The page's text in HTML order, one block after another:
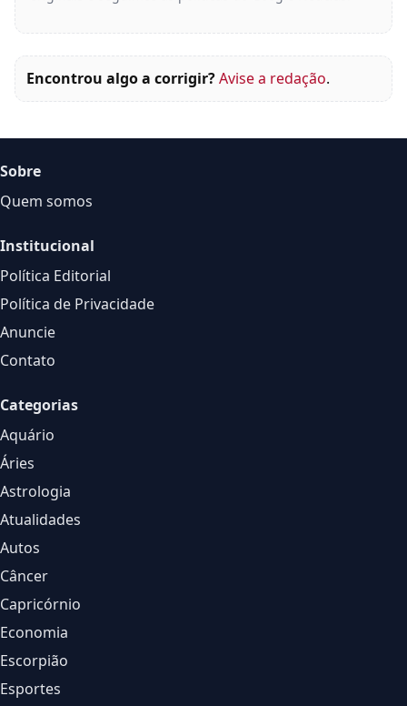
Encontrou algo a corrigir?Avise a redação.
Sobre
Quem somos
Institucional
Política Editorial
Política de Privacidade
Anuncie
Contato
Categorias
Aquário
Áries
Astrologia
Atualidades
Autos
Câncer
Capricórnio
Economia
Escorpião
Esportes